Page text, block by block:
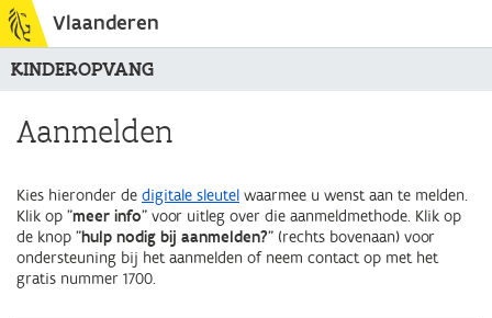
Vlaanderen
KINDEROPVANG
Aanmelden
Kies hieronder de digitale sleutel waarmee u wenst aan te melden.
Klik op "meer info" voor uitleg over die aanmeldmethode. Klik op
de knop "hulp nodig bij aanmelden?" (rechts bovenaan) voor
ondersteuning bij het aanmelden of neem contact op met het
gratis nummer 1700.